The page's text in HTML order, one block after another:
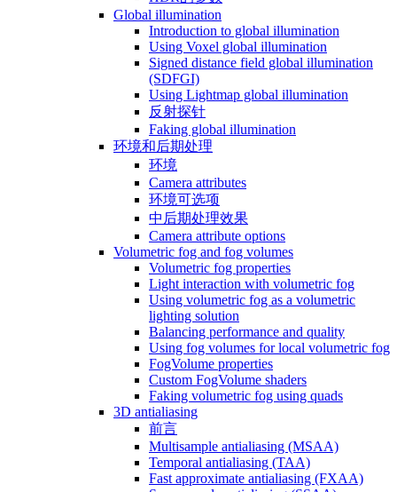
Global illumination
Introduction to global illumination
Using Voxel global illumination
Signed distance field global illumination
(SDFGI)
Using Lightmap global illumination
反射探针
Faking global illumination
环境和后期处理
环境
Camera attributes
环境可选项
中后期处理效果
Camera attribute options
Volumetric fog and fog volumes
Volumetric fog properties
Light interaction with volumetric fog
Using volumetric fog as a volumetric
lighting solution
Balancing performance and quality
Using fog volumes for local volumetric fog
FogVolume properties
Custom FogVolume shaders
Faking volumetric fog using quads
3D antialiasing
前言
Multisample antialiasing (MSAA)
Temporal antialiasing (TAA)
Fast approximate antialiasing (FXAA)